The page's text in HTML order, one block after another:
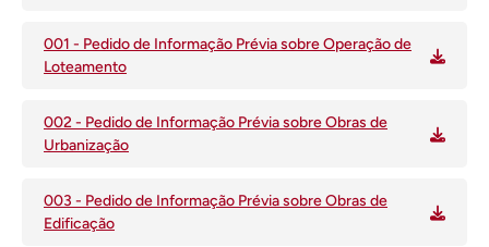
001 - Pedido de Informação Prévia sobre Operação de
Loteamento
002 - Pedido de Informação Prévia sobre Obras de
Urbanização
003 - Pedido de Informação Prévia sobre Obras de
Edificação